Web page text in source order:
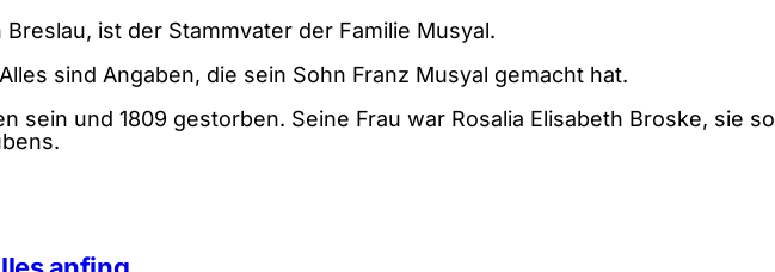
ist der Stammvater der Familie Musyal.
sind Angaben, die sein Sohn Franz Musyal gemacht hat.
sein und 1809 gestorben. Seine Frau war Rosalia Elisabeth Broske, sie